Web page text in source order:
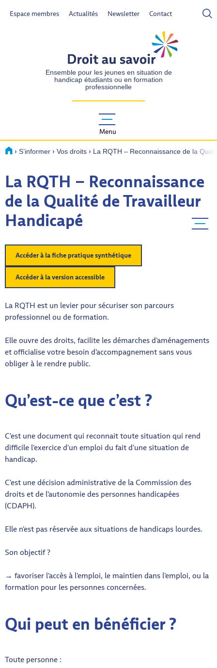
Espace membres
Actualités
Newsletter Contact
DROIT AU SAVOIR
Ensemble pour les jeunes en situation de
handicap étudiants ou en formation
professionnelle
Menu
Accueil
› S’informer › Vos droits › La RQTH – Reconnaissance de la
La RQTH – Reconnaissance
de la Qualité de Travailleur
Handicapé
Accéder à la fiche pratique synthétique
Accéder à la version accessible
La RQTH est un levier pour sécuriser son parcours
professionnel ou de formation.
Elle ouvre des droits, facilite les démarches d’aménagements
et officialise votre besoin d’accompagnement sans vous
obliger à le rendre public.
Qu’est-ce que c’est ?
C’est une document qui reconnait toute situation qui rend
difficile l’exercice d’un emploi du fait d‘une situation de
handicap.
C‘est une décision administrative de la Commission des
droits et de l’autonomie des personnes handicapées
(CDAPH).
Elle n’est pas réservée aux situations de handicaps lourdes.
Son objectif ?
→ favoriser l’accès à l’emploi, le maintien dans l’emploi, ou la
formation pour les personnes concernées.
Qui peut en bénéficier ?
Toute personne :